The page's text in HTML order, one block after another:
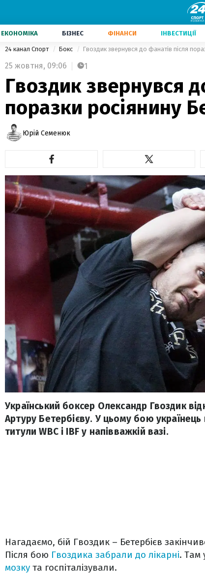
ЕКОНОМІКА БІЗНЕС ФІНАНСИ ІНВЕСТИЦІЇ
24 канал Спорт Бокс Гвоздик звернувся до фанатів після
25 жовтня, 09:06 1
Гвоздик звернувся
поразки росіянину
Юрій Семенюк
Український боксер Олександр Гвоздик
Артуру Бетербієву. У цьому бою
титули WBC і IBF у напівважкій вазі.
Нагадаємо, бій Гвоздик – Бетербієв
Після бою Гвоздика забрали до лікарні. Там
мозку та госпіталізували.